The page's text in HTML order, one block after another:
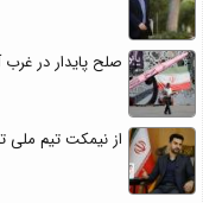
صلح پایدار در
از نیمکت تیم